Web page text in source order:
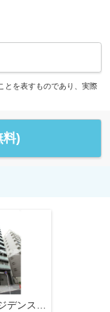
とを表すものであり、実際
料)
ハーモニーレジデンス五反田